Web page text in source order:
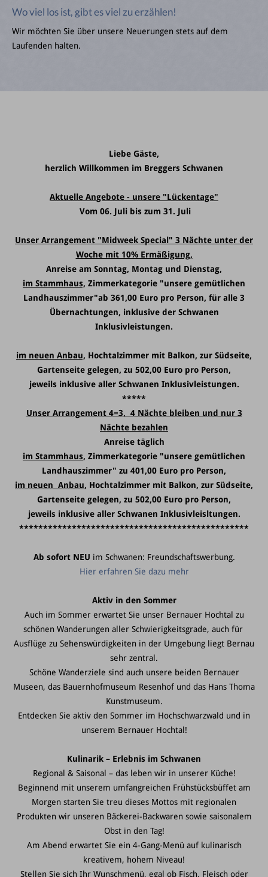
Wo viel los ist, gibt es viel zu erzählen!
Wir möchten Sie über unsere Neuerungen stets auf dem
Laufenden halten.
Liebe Gäste,
herzlich Willkommen im Breggers Schwanen
Aktuelle Angebote - unsere "Lückentage"
Vom 06. Juli bis zum 31. Juli
Unser Arrangement "Midweek Special" 3 Nächte unter der
Woche mit 10% Ermäßigung,
Anreise am Sonntag, Montag und Dienstag,
im Stammhaus, Zimmerkategorie "unsere gemütlichen
Landhauszimmer"ab 361,00 Euro pro Person, für alle 3
Übernachtungen, inklusive der Schwanen
Inklusivleistungen.
im neuen Anbau, Hochtalzimmer mit Balkon, zur Südseite,
Gartenseite gelegen, zu 502,00 Euro pro Person,
jeweils inklusive aller Schwanen Inklusivleistungen.
*****
Unser Arrangement 4=3, 4 Nächte bleiben und nur 3
Nächte bezahlen
Anreise täglich
im Stammhaus, Zimmerkategorie "unsere gemütlichen
Landhauszimmer" zu 401,00 Euro pro Person,
im neuen Anbau, Hochtalzimmer mit Balkon, zur Südseite,
Gartenseite gelegen, zu 502,00 Euro pro Person,
jeweils inklusive aller Schwanen Inklusivleisltungen.
************************************************
Ab sofort NEU im Schwanen: Freundschaftswerbung.
Hier erfahren Sie dazu mehr
Aktiv in den Sommer
Auch im Sommer erwartet Sie unser Bernauer Hochtal zu
schönen Wanderungen aller Schwierigkeitsgrade, auch für
Ausflüge zu Sehenswürdigkeiten in der Umgebung liegt Bernau
sehr zentral.
Schöne Wanderziele sind auch unsere beiden Bernauer
Museen, das Bauernhofmuseum Resenhof und das Hans Thoma
Kunstmuseum.
Entdecken Sie aktiv den Sommer im Hochschwarzwald und in
unserem Bernauer Hochtal!
Kulinarik – Erlebnis im Schwanen
Regional & Saisonal – das leben wir in unserer Küche!
Beginnend mit unserem umfangreichen Frühstücksbüffet am
Morgen starten Sie treu dieses Mottos mit regionalen
Produkten wir unseren Bäckerei-Backwaren sowie saisonalem
Obst in den Tag!
Am Abend erwartet Sie ein 4-Gang-Menü auf kulinarisch
kreativem, hohem Niveau!
Stellen Sie sich Ihr Wunschmenü, egal ob Fisch, Fleisch oder